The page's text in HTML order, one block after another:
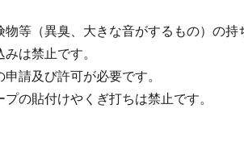
物等（異臭、大きな音がするもの）の持
は禁止です。
請及び許可が必要です。
の貼付けやくぎ打ちは禁止です。